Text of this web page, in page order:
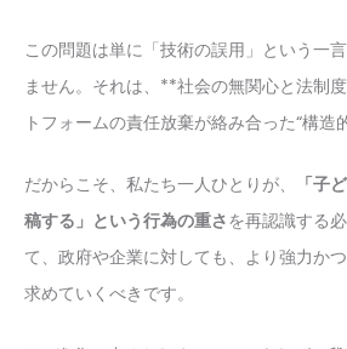
この問題は単に「技術の誤用」という一
ません。それは、**社会の無関心と法制
トフォームの責任放棄が絡み合った“構造
だからこそ、私たち一人ひとりが、
「子
稿する」という行為の重さ を再認識する
て、政府や企業に対しても、より強力か
求めていくべきです。